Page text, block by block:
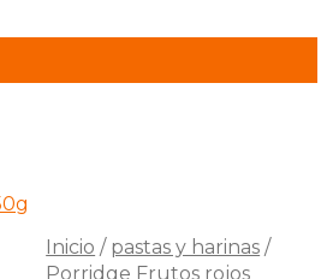
Inicio / pastas y harinas /
Porridge Frutos rojos